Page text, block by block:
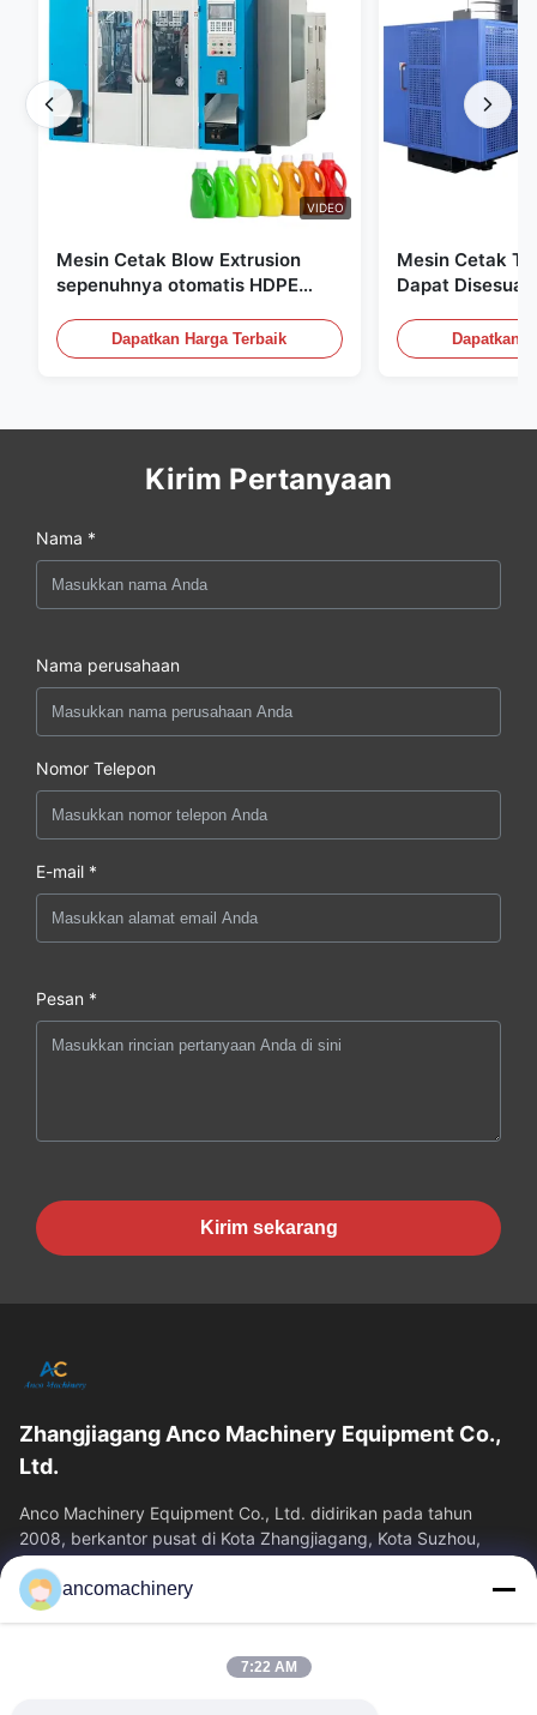
VIDEO
Mesin Cetak Blow Extrusion
sepenuhnya otomatis HDPE
Dapatkan Harga Terbaik
Mesin Cetak
Dapat
60L
Dapatkan
Kirim Pertanyaan
Nama *
Nama perusahaan
Nomor Telepon
E-mail *
Pesan *
Kirim sekarang
Zhangjiagang Anco Machinery Equipment Co.,
Ltd.
Anco Machinery Equipment Co., Ltd. didirikan pada tahun
2008, berkantor pusat di Kota Zhangjiagang, Kota Suzhou,
Provinsi Jiangsu. Ini adalah...
Tautan Cepat
Tentang Kita
ancomachinery
7:22 AM